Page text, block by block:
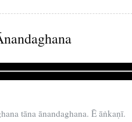
tāna ānandaghana. Ē āṅkaṇī.